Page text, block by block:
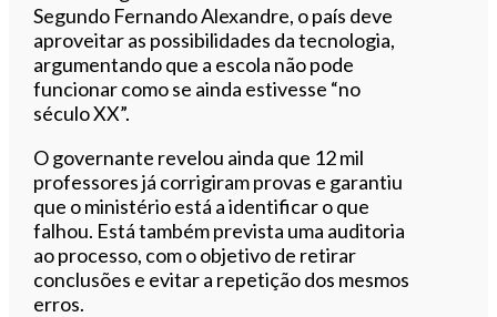
Segundo Fernando Alexandre, o país deve
aproveitar as possibilidades da tecnologia,
argumentando que a escola não pode
funcionar como se ainda estivesse “no
século XX”.
O governante revelou ainda que 12 mil
professores já corrigiram provas e garantiu
que o ministério está a identificar o que
falhou. Está também prevista uma auditoria
ao processo, com o objetivo de retirar
conclusões e evitar a repetição dos mesmos
erros.